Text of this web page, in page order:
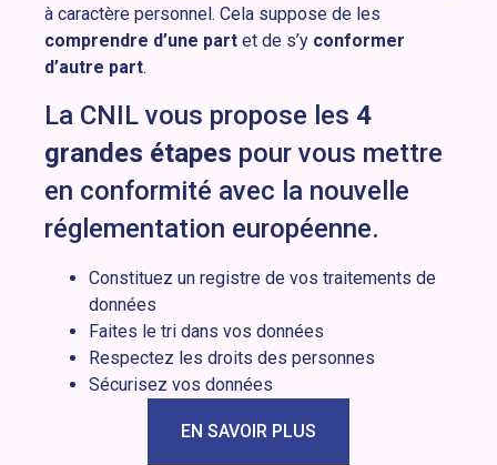
à caractère personnel. Cela suppose de les
comprendre d’une part et de s’y conformer
d’autre part.
La CNIL vous propose les 4
grandes étapes pour vous mettre
en conformité avec la nouvelle
réglementation européenne.
Constituez un registre de vos traitements de
données
Faites le tri dans vos données
Respectez les droits des personnes
Sécurisez vos données
EN SAVOIR PLUS